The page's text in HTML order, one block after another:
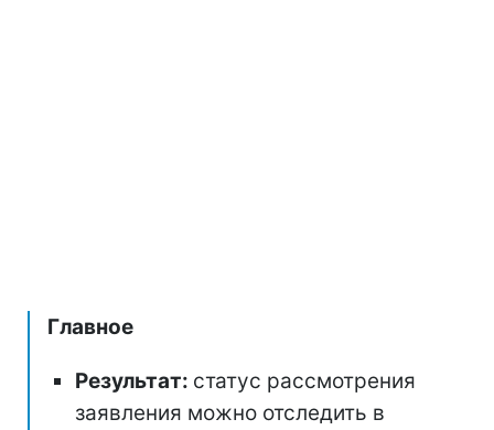
Главное
Результат: статус рассмотрения
заявления можно отследить в